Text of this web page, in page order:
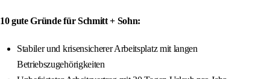
10 gute Gründe für Schmitt + Sohn:
Stabiler und krisensicherer Arbeitsplatz mit langen
Betriebszugehörigkeiten